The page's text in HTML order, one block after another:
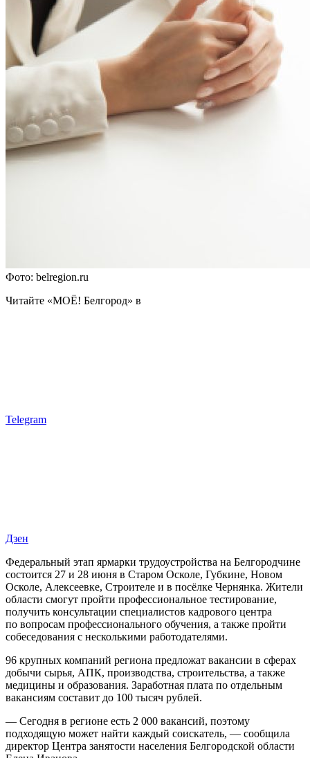
Фото: belregion.ru
Читайте «МОЁ! Белгород» в
Telegram
Дзен
Федеральный этап ярмарки трудоустройства на Белгородчине
состоится 27 и 28 июня в Старом Осколе, Губкине, Новом
Осколе, Алексеевке, Строителе и в посёлке Чернянка. Жители
области смогут пройти профессиональное тестирование,
получить консультации специалистов кадрового центра
по вопросам профессионального обучения, а также пройти
собеседования с несколькими работодателями.
96 крупных компаний региона предложат вакансии в сферах
добычи сырья, АПК, производства, строительства, а также
медицины и образования. Заработная плата по отдельным
вакансиям составит до 100 тысяч рублей.
— Сегодня в регионе есть 2 000 вакансий, поэтому
подходящую может найти каждый соискатель, — сообщила
директор Центра занятости населения Белгородской области